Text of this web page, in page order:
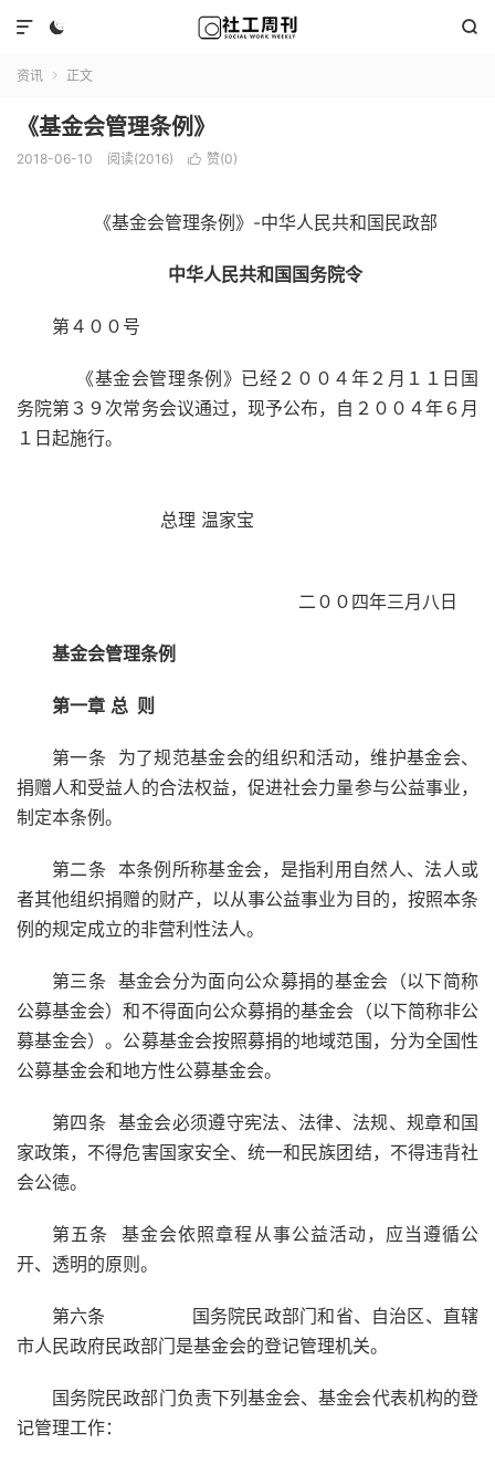
 

资讯  正文
《基金会管理条例》
2018-06-10 阅读(2016)  赞(0)
《基金会管理条例》-中华人民共和国民政部
中华人民共和国国务院令
第４００号
《基金会管理条例》已经２００４年２月１１日国
务院第３９次常务会议通过，现予公布，自２００４年６月
１日起施行。
总理 温家宝
二００四年三月八日
基金会管理条例
第一章 总 则
第一条 为了规范基金会的组织和活动，维护基金会、
捐赠人和受益人的合法权益，促进社会力量参与公益事业，
制定本条例。
第二条 本条例所称基金会，是指利用自然人、法人或
者其他组织捐赠的财产，以从事公益事业为目的，按照本条
例的规定成立的非营利性法人。
第三条 基金会分为面向公众募捐的基金会（以下简称
公募基金会）和不得面向公众募捐的基金会（以下简称非公
募基金会）。公募基金会按照募捐的地域范围，分为全国性
公募基金会和地方性公募基金会。
第四条 基金会必须遵守宪法、法律、法规、规章和国
家政策，不得危害国家安全、统一和民族团结，不得违背社
会公德。
第五条 基金会依照章程从事公益活动，应当遵循公
开、透明的原则。
第六条 国务院民政部门和省、自治区、直辖
市人民政府民政部门是基金会的登记管理机关。
国务院民政部门负责下列基金会、基金会代表机构的登
记管理工作：